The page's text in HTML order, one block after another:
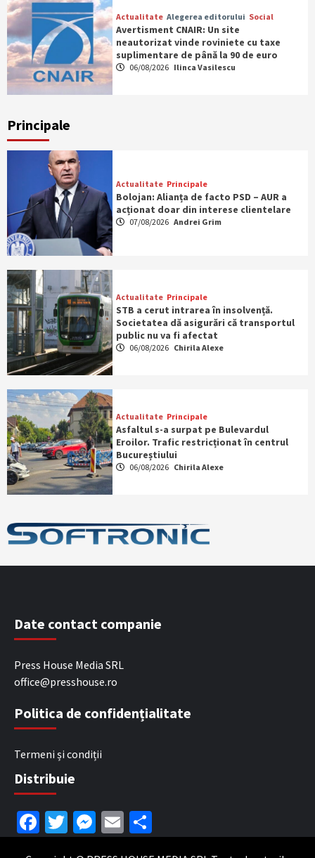
Actualitate Alegerea editorului Social
Avertisment CNAIR: Un site
neautorizat vinde roviniete cu taxe
suplimentare de până la 90 de euro
06/08/2026 Ilinca Vasilescu
Principale
Actualitate Principale
Bolojan: Alianța de facto PSD – AUR a
acționat doar din interese clientelare
07/08/2026 Andrei Grim
Actualitate Principale
STB a cerut intrarea în insolvență.
Societatea dă asigurări că transportul
public nu va fi afectat
06/08/2026 Chirila Alexe
Actualitate Principale
Asfaltul s-a surpat pe Bulevardul
Eroilor. Trafic restricționat în centrul
Bucureștiului
06/08/2026 Chirila Alexe
Date contact companie
Press House Media SRL
office@presshouse.ro
Politica de confidențialitate
Termeni și condiții
Distribuie
Facebook
Twitter
Messenger
Email